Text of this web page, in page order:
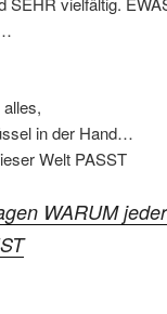
in der Hand…
Welt PASST
WARUM